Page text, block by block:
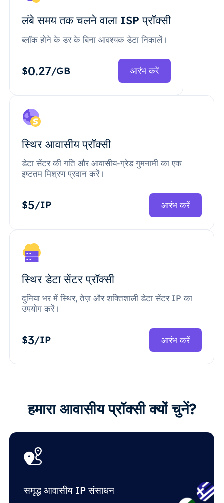
लंबे समय तक चलने वाला ISP प्रॉक्सी
ब्लॉक होने के डर के बिना आवश्यक डेटा निकालें।
$0.27/GB आरंभ करें
स्थिर आवासीय प्रॉक्सी
डेटा सेंटर की गति और आवासीय-ग्रेड गुमनामी का एक
इष्टतम मिश्रण प्रदान करें।
$5/IP आरंभ करें
स्थिर डेटा सेंटर प्रॉक्सी
दुनिया भर में स्थिर, तेज़ और शक्तिशाली डेटा सेंटर IP का
उपयोग करें।
$3/IP आरंभ करें
हमारा आवासीय प्रॉक्सी क्यों चुनें?
समृद्ध आवासीय IP संसाधन